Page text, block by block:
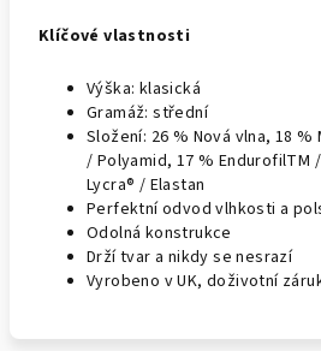
Klíčové vlastnosti
Výška: klasická
Gramáž: střední
Složení: 26 % Nová vlna, 18 %
/ Polyamid, 17 % EndurofilTM
Lycra® / Elastan
Perfektní odvod vlhkosti a
Odolná konstrukce
Drží tvar a nikdy se nesrazí
Vyrobeno v UK, doživotní